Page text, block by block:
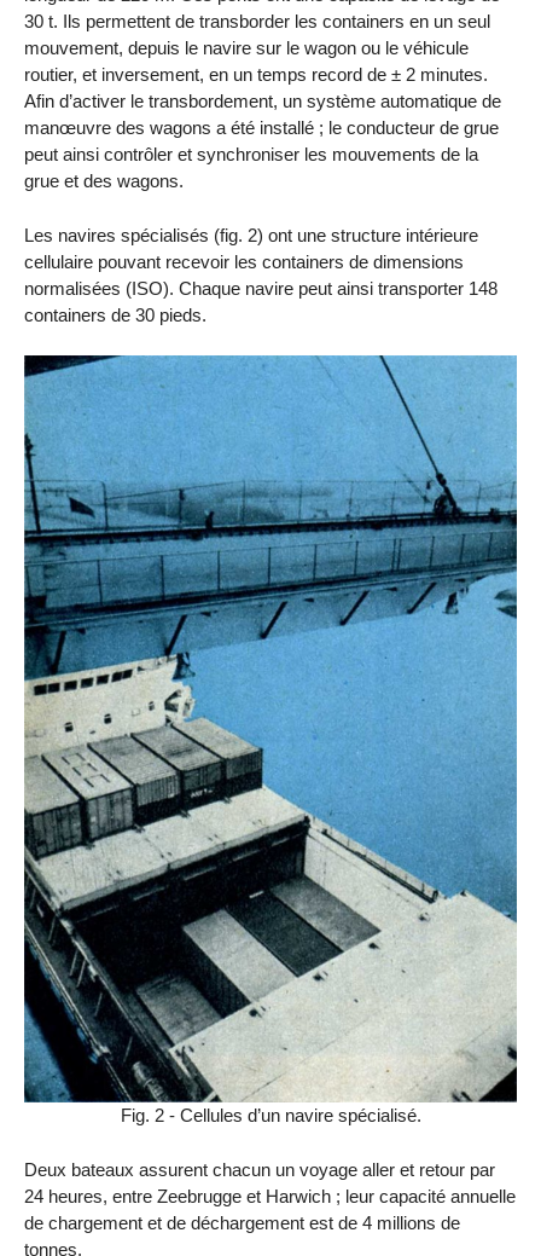
30 t. Ils permettent de transborder les containers en un seul
mouvement, depuis le navire sur le wagon ou le véhicule
routier, et inversement, en un temps record de ± 2 minutes.
Afin d’activer le transbordement, un système automatique de
manœuvre des wagons a été installé ; le conducteur de grue
peut ainsi contrôler et synchroniser les mouvements de la
grue et des wagons.
Les navires spécialisés (fig. 2) ont une structure intérieure
cellulaire pouvant recevoir les containers de dimensions
normalisées (ISO). Chaque navire peut ainsi transporter 148
containers de 30 pieds.
Fig. 2 - Cellules d’un navire spécialisé.
Deux bateaux assurent chacun un voyage aller et retour par
24 heures, entre Zeebrugge et Harwich ; leur capacité annuelle
de chargement et de déchargement est de 4 millions de
tonnes.